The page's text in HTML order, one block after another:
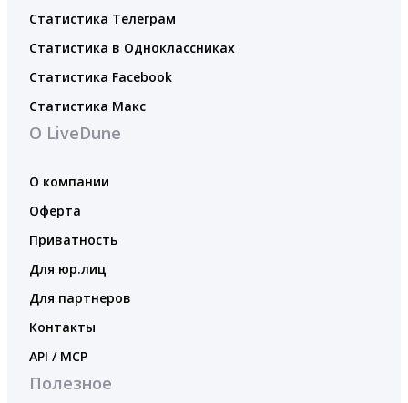
Статистика Телеграм
Статистика в Одноклассниках
Статистика Facebook
Статистика Макс
О LiveDune
О компании
Оферта
Приватность
Для юр.лиц
Для партнеров
Контакты
API / MCP
Полезное